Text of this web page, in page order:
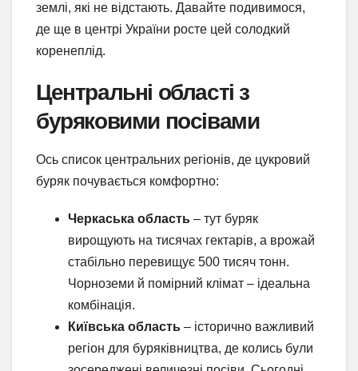
землі, які не відстають. Давайте подивимося,
де ще в центрі України росте цей солодкий
коренеплід.
Центральні області з
буряковими посівами
Ось список центральних регіонів, де цукровий
буряк почувається комфортно:
Черкаська область – тут буряк
вирощують на тисячах гектарів, а врожай
стабільно перевищує 500 тисяч тонн.
Чорноземи й помірний клімат – ідеальна
комбінація.
Київська область – історично важливий
регіон для буряківництва, де колись були